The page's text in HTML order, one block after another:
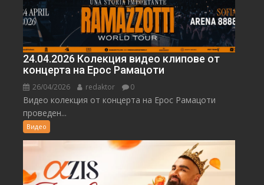
24.04.2026 Колекция видео клипове от
концерта на Ерос Рамацоти
26/04/2026 redaktor 0
Видео колекция от концерта на Ерос Рамацоти
проведен...
Видео